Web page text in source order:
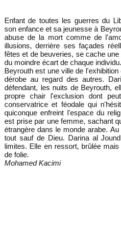
Enfant de toutes les guerres du
son enfance et sa jeunesse à
abuse de la mort comme de
illusions, derrière ses façades
fêtes et de beuveries, se cache
du moindre écart de chaque individu.
Beyrouth est une ville de
dérobe au regard des autres.
défendant, les nuits de Beyrouth,
propre chair l'exclusion dont
conservatrice et féodale qui
quiconque enfreint l'espace du
est prise par une femme, sachant
étrangère dans le monde arabe.
tout sauf de Dieu. Darina al
limites. Elle en ressort, brûlée
de folie.
Mohamed Kacimi